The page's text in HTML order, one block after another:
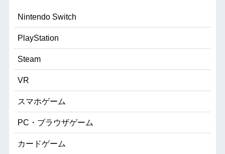
Nintendo Switch
PlayStation
Steam
VR
スマホゲーム
PC・ブラウザゲーム
カードゲーム